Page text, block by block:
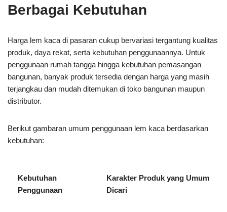
Berbagai Kebutuhan
Harga lem kaca di pasaran cukup bervariasi tergantung kualitas
produk, daya rekat, serta kebutuhan penggunaannya. Untuk
penggunaan rumah tangga hingga kebutuhan pemasangan
bangunan, banyak produk tersedia dengan harga yang masih
terjangkau dan mudah ditemukan di toko bangunan maupun
distributor.
Berikut gambaran umum penggunaan lem kaca berdasarkan
kebutuhan:
Kebutuhan
Penggunaan
Karakter Produk yang Umum
Dicari